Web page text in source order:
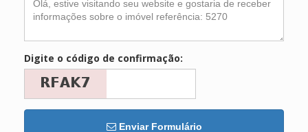
Digite o código de confirmação:
Enviar Formulário